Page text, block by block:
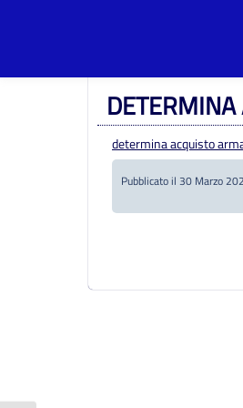
determina acquisto
Pubblicato il 30 Marzo